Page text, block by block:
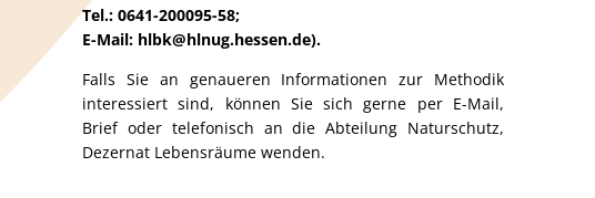
Tel.: 0641-200095-58;
E-Mail: hlbk@hlnug.hessen.de).
Falls Sie an genaueren Informationen zur Methodik
interessiert sind, können Sie sich gerne per E-Mail,
Brief oder telefonisch an die Abteilung Naturschutz,
Dezernat Lebensräume wenden.